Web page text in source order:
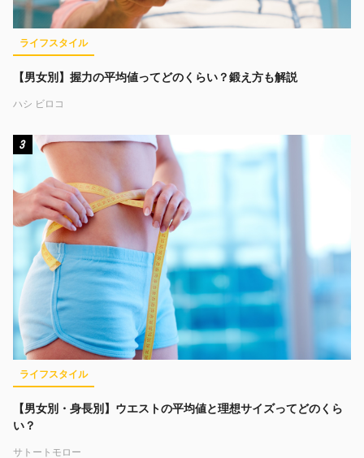
ライフスタイル
【男女別】握力の平均値ってどのくらい？鍛え方も解説
ハシ ビロコ
3
ライフスタイル
【男女別・身長別】ウエストの平均値と理想サイズってどのくら
い？
サトートモロー